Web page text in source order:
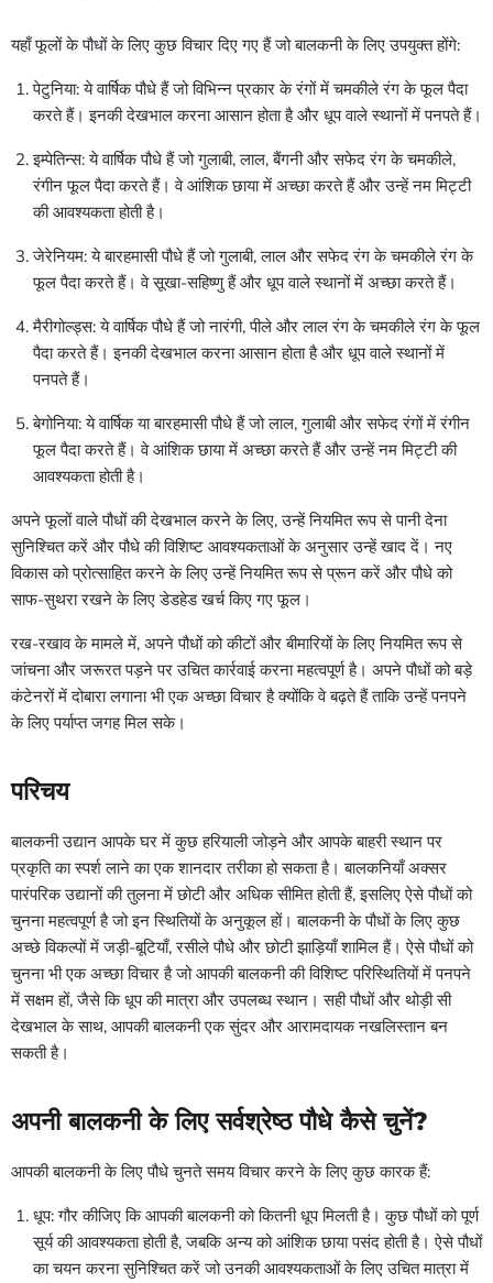
यहाँ फूलों के पौधों के लिए कुछ विचार दिए गए हैं जो बालकनी के लिए उपयुक्त होंगे:
पेटुनिया: ये वार्षिक पौधे हैं जो विभिन्न प्रकार के रंगों में चमकीले रंग के फूल पैदा
करते हैं। इनकी देखभाल करना आसान होता है और धूप वाले स्थानों में पनपते हैं।
इम्पेतिन्स: ये वार्षिक पौधे हैं जो गुलाबी, लाल, बैंगनी और सफेद रंग के चमकीले,
रंगीन फूल पैदा करते हैं। वे आंशिक छाया में अच्छा करते हैं और उन्हें नम मिट्टी
की आवश्यकता होती है।
जेरेनियम: ये बारहमासी पौधे हैं जो गुलाबी, लाल और सफेद रंग के चमकीले रंग के
फूल पैदा करते हैं। वे सूखा-सहिष्णु हैं और धूप वाले स्थानों में अच्छा करते हैं।
मैरीगोल्ड्स: ये वार्षिक पौधे हैं जो नारंगी, पीले और लाल रंग के चमकीले रंग के फूल
पैदा करते हैं। इनकी देखभाल करना आसान होता है और धूप वाले स्थानों में
पनपते हैं।
बेगोनिया: ये वार्षिक या बारहमासी पौधे हैं जो लाल, गुलाबी और सफेद रंगों में रंगीन
फूल पैदा करते हैं। वे आंशिक छाया में अच्छा करते हैं और उन्हें नम मिट्टी की
आवश्यकता होती है।
अपने फूलों वाले पौधों की देखभाल करने के लिए, उन्हें नियमित रूप से पानी देना
सुनिश्चित करें और पौधे की विशिष्ट आवश्यकताओं के अनुसार उन्हें खाद दें। नए
विकास को प्रोत्साहित करने के लिए उन्हें नियमित रूप से प्रून करें और पौधे को
साफ-सुथरा रखने के लिए डेडहेड खर्च किए गए फूल।
रख-रखाव के मामले में, अपने पौधों को कीटों और बीमारियों के लिए नियमित रूप से
जांचना और जरूरत पड़ने पर उचित कार्रवाई करना महत्वपूर्ण है। अपने पौधों को बड़े
कंटेनरों में दोबारा लगाना भी एक अच्छा विचार है क्योंकि वे बढ़ते हैं ताकि उन्हें पनपने
के लिए पर्याप्त जगह मिल सके।
परिचय
बालकनी उद्यान आपके घर में कुछ हरियाली जोड़ने और आपके बाहरी स्थान पर
प्रकृति का स्पर्श लाने का एक शानदार तरीका हो सकता है। बालकनियाँ अक्सर
पारंपरिक उद्यानों की तुलना में छोटी और अधिक सीमित होती हैं, इसलिए ऐसे पौधों को
चुनना महत्वपूर्ण है जो इन स्थितियों के अनुकूल हों। बालकनी के पौधों के लिए कुछ
अच्छे विकल्पों में जड़ी-बूटियाँ, रसीले पौधे और छोटी झाड़ियाँ शामिल हैं। ऐसे पौधों को
चुनना भी एक अच्छा विचार है जो आपकी बालकनी की विशिष्ट परिस्थितियों में पनपने
में सक्षम हों, जैसे कि धूप की मात्रा और उपलब्ध स्थान। सही पौधों और थोड़ी सी
देखभाल के साथ, आपकी बालकनी एक सुंदर और आरामदायक नखलिस्तान बन
सकती है।
अपनी बालकनी के लिए सर्वश्रेष्ठ पौधे कैसे चुनें?
आपकी बालकनी के लिए पौधे चुनते समय विचार करने के लिए कुछ कारक हैं:
धूप: गौर कीजिए कि आपकी बालकनी को कितनी धूप मिलती है। कुछ पौधों को पूर्ण
सूर्य की आवश्यकता होती है, जबकि अन्य को आंशिक छाया पसंद होती है। ऐसे पौधों
का चयन करना सुनिश्चित करें जो उनकी आवश्यकताओं के लिए उचित मात्रा में